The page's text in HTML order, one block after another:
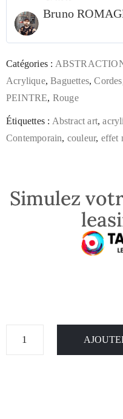
Bruno
Catégories :
Acrylique,Baguettes,Cordes
PEINTRE, Rouge
Étiquettes : Abstract art,
Contemporain, couleur, effet
Simulez